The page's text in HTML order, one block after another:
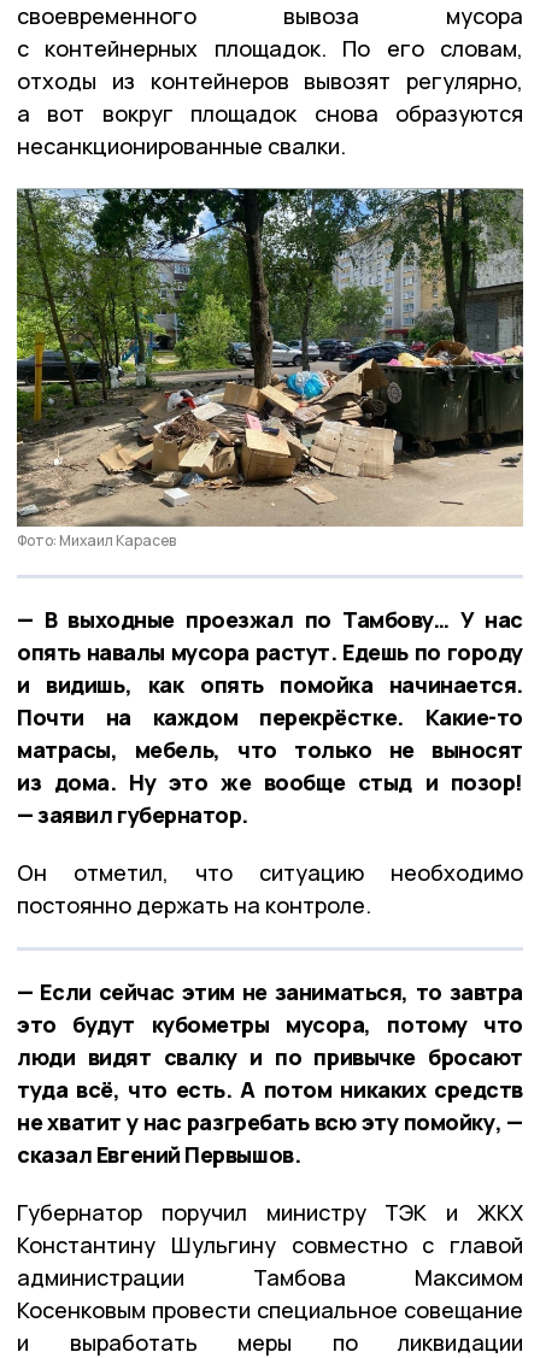
своевременного вывоза мусора
с контейнерных площадок. По его словам,
отходы из контейнеров вывозят регулярно,
а вот вокруг площадок снова образуются
несанкционированные свалки.
Фото: Михаил Карасев
— В выходные проезжал по Тамбову… У нас
опять навалы мусора растут. Едешь по городу
и видишь, как опять помойка начинается.
Почти на каждом перекрёстке. Какие-то
матрасы, мебель, что только не выносят
из дома. Ну это же вообще стыд и позор!
— заявил губернатор.
Он отметил, что ситуацию необходимо
постоянно держать на контроле.
— Если сейчас этим не заниматься, то завтра
это будут кубометры мусора, потому что
люди видят свалку и по привычке бросают
туда всё, что есть. А потом никаких средств
не хватит у нас разгребать всю эту помойку, —
сказал Евгений Первышов.
Губернатор поручил министру ТЭК и ЖКХ
Константину Шульгину совместно с главой
администрации Тамбова Максимом
Косенковым провести специальное совещание
и выработать меры по ликвидации